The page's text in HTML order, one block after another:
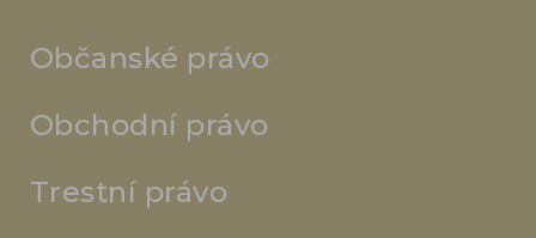
Občanské právo
Obchodní právo
Trestní právo